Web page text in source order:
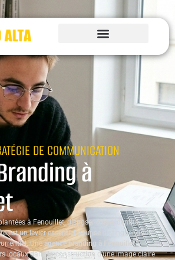
DE COMMUNICATION
à
à Fenouillet, disposer d’une identité
est un levier essentiel pour se distinguer dans
Une agence branding à Fenouillet
locaux dans la construction d’une image claire